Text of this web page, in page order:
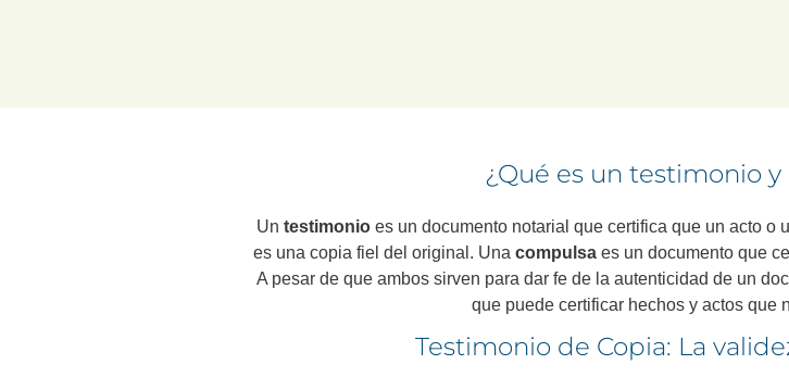
¿Qué es un testimonio
Un testimonioes un documento notarial que certifica que un acto o
es una copia fiel del original. Una compulsaes un documento que
A pesar de que ambos sirven para dar fe de la autenticidad de un
que puede certificar hechos y actos que
Testimonio de Copia: La